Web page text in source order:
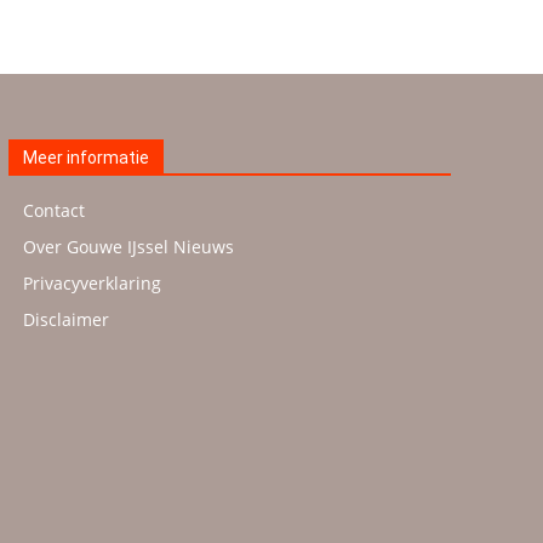
Meer informatie
Contact
Over Gouwe IJssel Nieuws
Privacyverklaring
Disclaimer